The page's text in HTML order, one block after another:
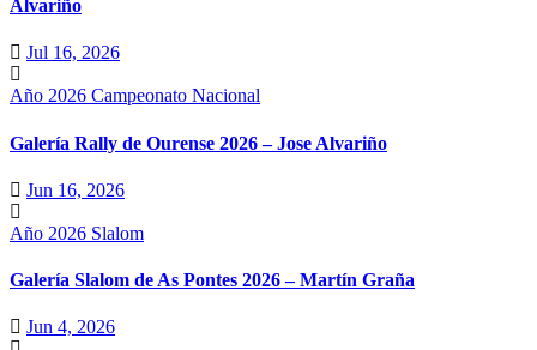
Alvariño
Jul 16, 2026
Año 2026 Campeonato Nacional
Galería Rally de Ourense 2026 – Jose Alvariño
Jun 16, 2026
Año 2026 Slalom
Galería Slalom de As Pontes 2026 – Martín Graña
Jun 4, 2026